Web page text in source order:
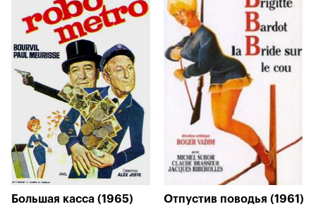
Большая касса (1965) Отпустив поводья (1961)